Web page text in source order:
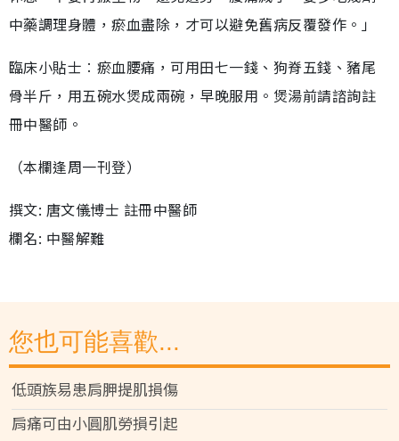
中藥調理身體，瘀血盡除，才可以避免舊病反覆發作。」
臨床小貼士︰瘀血腰痛，可用田七一錢、狗脊五錢、豬尾
骨半斤，用五碗水煲成兩碗，早晚服用。煲湯前請諮詢註
冊中醫師。
（本欄逢周一刊登）
撰文: 唐文儀博士 註冊中醫師
欄名: 中醫解難
您也可能喜歡...
低頭族易患肩胛提肌損傷
肩痛可由小圓肌勞損引起